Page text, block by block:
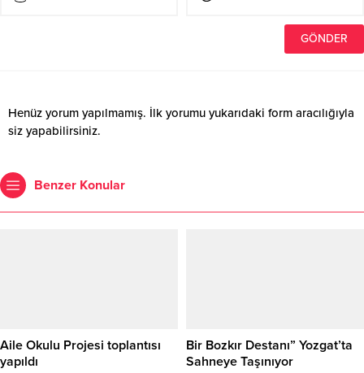
Henüz yorum yapılmamış. İlk yorumu yukarıdaki form aracılığıyla
siz yapabilirsiniz.
Benzer Konular
Aile Okulu Projesi toplantısı
yapıldı
Bir Bozkır Destanı” Yozgat’ta
Sahneye Taşınıyor